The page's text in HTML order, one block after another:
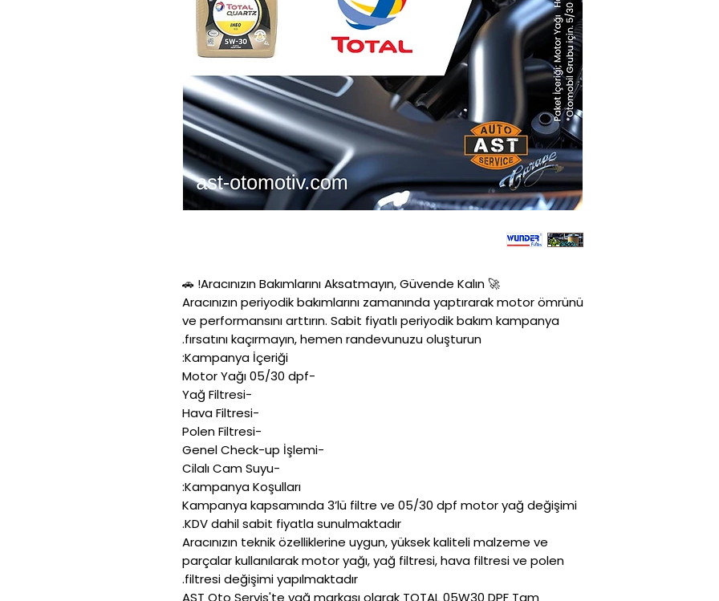
🚀 Aracınızın Bakımlarını Aksatmayın, Güvende Kalın! 🚗
Aracınızın periyodik bakımlarını zamanında yaptırarak motor ömrünü
ve performansını arttırın. Sabit fiyatlı periyodik bakım kampanya
fırsatını kaçırmayın, hemen randevunuzu oluşturun.
Kampanya İçeriği:
-Motor Yağı 05/30 dpf
-Yağ Filtresi
-Hava Filtresi
-Polen Filtresi
-Genel Check-up İşlemi
-Cilalı Cam Suyu
Kampanya Koşulları:
Kampanya kapsamında 3’lü filtre ve 05/30 dpf motor yağ değişimi
KDV dahil sabit fiyatla sunulmaktadır.
Aracınızın teknik özelliklerine uygun, yüksek kaliteli malzeme ve
parçalar kullanılarak motor yağı, yağ filtresi, hava filtresi ve polen
filtresi değişimi yapılmaktadır.
AST Oto Servis'te yağ markası olarak TOTAL 05W30 DPF Tam